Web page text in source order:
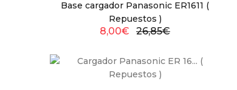
Base cargador Panasonic ER1611 (
Repuestos )
8,00€ 26,85€